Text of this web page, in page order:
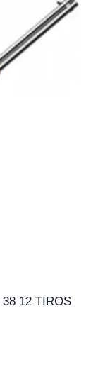
12 TIROS